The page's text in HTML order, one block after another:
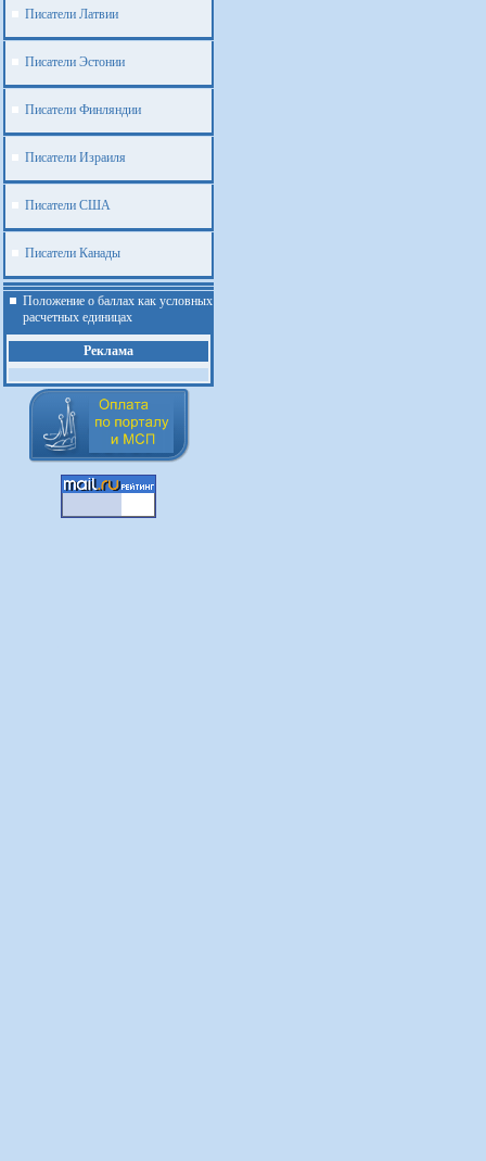
Писатели Латвии
Писатели Эстонии
Писатели Финляндии
Писатели Израиля
Писатели США
Писатели Канады
Положение о баллах как условных
расчетных единицах
Реклама